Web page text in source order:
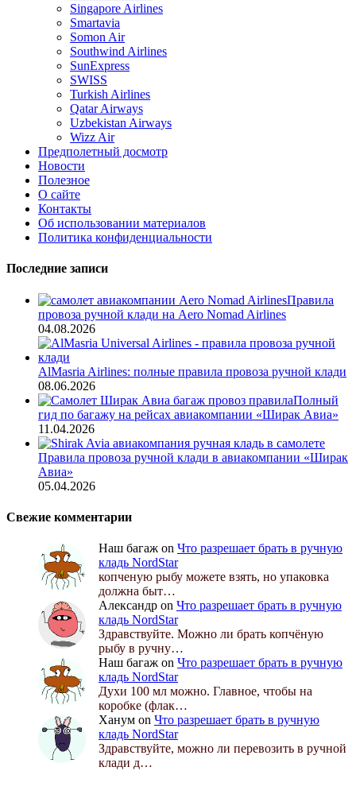
Singapore Airlines
Smartavia
Somon Air
Southwind Airlines
SunExpress
SWISS
Turkish Airlines
Qatar Airways
Uzbekistan Airways
Wizz Air
Предполетный досмотр
Новости
Полезное
О сайте
Контакты
Об использовании материалов
Политика конфиденциальности
Последние записи
Правила
провоза ручной клади на Aero Nomad Airlines
04.08.2026
AlMasria Airlines: полные правила провоза ручной клади
08.06.2026
Полный
гид по багажу на рейсах авиакомпании «Ширак Авиа»
11.04.2026
Правила провоза ручной клади в авиакомпании «Ширак
Авиа»
05.04.2026
Свежие комментарии
Наш багаж on Что разрешает брать в ручную
кладь NordStar
копченую рыбу можете взять, но упаковка
должна быт…
Александр on Что разрешает брать в ручную
кладь NordStar
Здравствуйте. Можно ли брать копчёную
рыбу в ручну…
Наш багаж on Что разрешает брать в ручную
кладь NordStar
Духи 100 мл можно. Главное, чтобы на
коробке (флак…
Ханум on Что разрешает брать в ручную
кладь NordStar
Здравствуйте, можно ли перевозить в ручной
клади д…